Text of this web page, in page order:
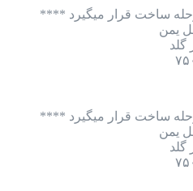
ساخت قرار میگیرد ****
یمن
گلد
ساخت قرار میگیرد ****
یمن
گلد